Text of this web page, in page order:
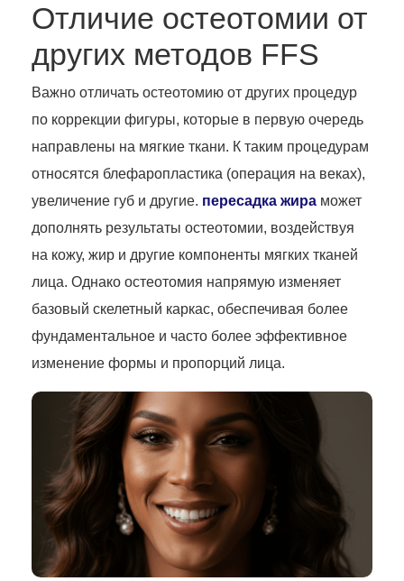
Отличие остеотомии от
других методов FFS
Важно отличать остеотомию от других процедур
по коррекции фигуры, которые в первую очередь
направлены на мягкие ткани. К таким процедурам
относятся блефаропластика (операция на веках),
увеличение губ и другие. пересадка жира может
дополнять результаты остеотомии, воздействуя
на кожу, жир и другие компоненты мягких тканей
лица. Однако остеотомия напрямую изменяет
базовый скелетный каркас, обеспечивая более
фундаментальное и часто более эффективное
изменение формы и пропорций лица.